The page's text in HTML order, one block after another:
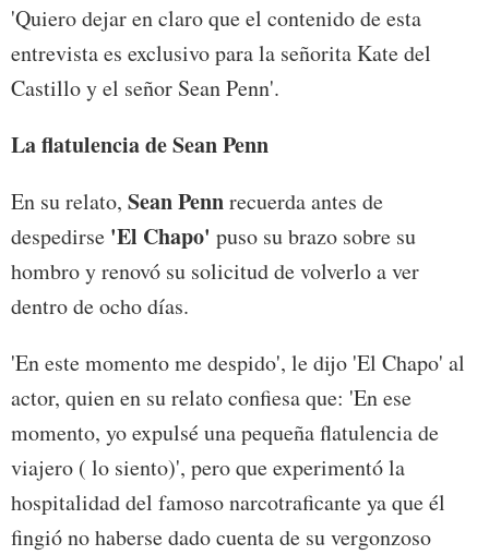
'Quiero dejar en claro que el contenido de esta
entrevista es exclusivo para la señorita Kate del
Castillo y el señor Sean Penn'.
La flatulencia de Sean Penn
En su relato, Sean Pennrecuerda antes de
despedirse 'El Chapo' puso su brazo sobre su
hombro y renovó su solicitud de volverlo a ver
dentro de ocho días.
'En este momento me despido', le dijo 'El Chapo' al
actor, quien en su relato confiesa que: 'En ese
momento, yo expulsé una pequeña flatulencia de
viajero ( lo siento)', pero que experimentó la
hospitalidad del famoso narcotraficante ya que él
fingió no haberse dado cuenta de su vergonzoso